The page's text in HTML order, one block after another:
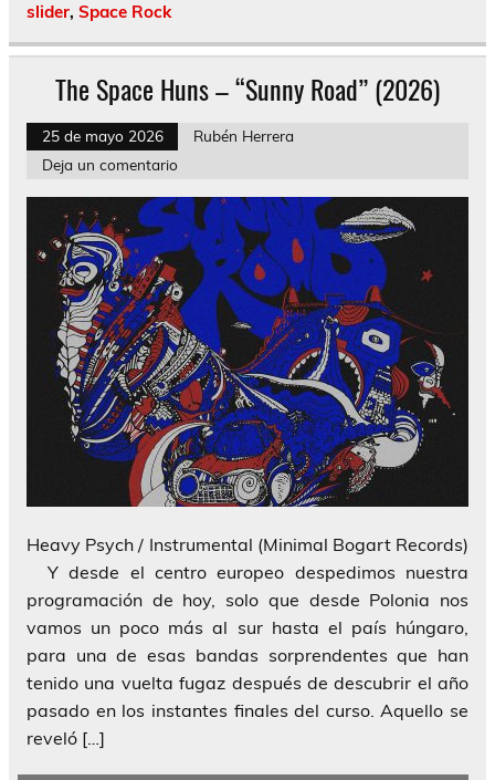
slider, Space Rock
The Space Huns – “Sunny Road” (2026)
25 de mayo 2026
Rubén Herrera
Deja un comentario
Heavy Psych / Instrumental (Minimal Bogart Records)
Y desde el centro europeo despedimos nuestra
programación de hoy, solo que desde Polonia nos
vamos un poco más al sur hasta el país húngaro,
para una de esas bandas sorprendentes que han
tenido una vuelta fugaz después de descubrir el año
pasado en los instantes finales del curso. Aquello se
reveló […]